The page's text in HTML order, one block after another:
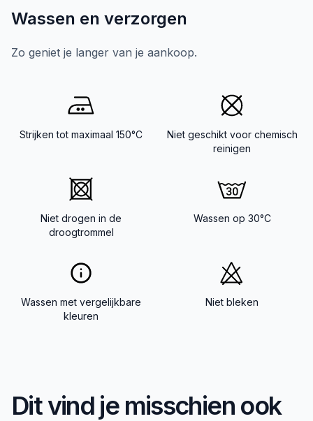
Wassen en verzorgen
Zo geniet je langer van je aankoop.
Strijken tot maximaal 150°C
Niet geschikt voor chemisch
reinigen
Niet drogen in de
droogtrommel
Wassen op 30°C
Wassen met vergelijkbare
kleuren
Niet bleken
Dit vind je misschien ook